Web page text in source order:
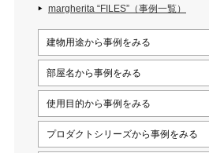
margherita “FILES”（事例一覧）
建物用途から事例をみる
部屋名から事例をみる
使用目的から事例をみる
プロダクトシリーズから事例をみる